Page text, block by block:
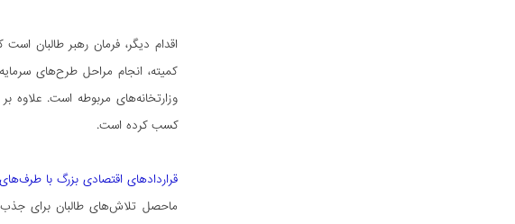
اقدام دیگر، فرمان رهبر طالبان
کمیته، انجام مراحل طرح‌های
وزارتخانه‌های مربوطه است.
کسب کرده است.
قراردادهای اقتصادی بزرگ با
ماحصل تلاش‌های طالبان برای جذب